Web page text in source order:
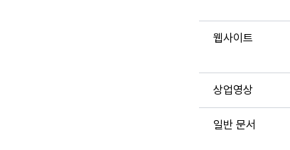
웹사이트
상업영상
일반 문서